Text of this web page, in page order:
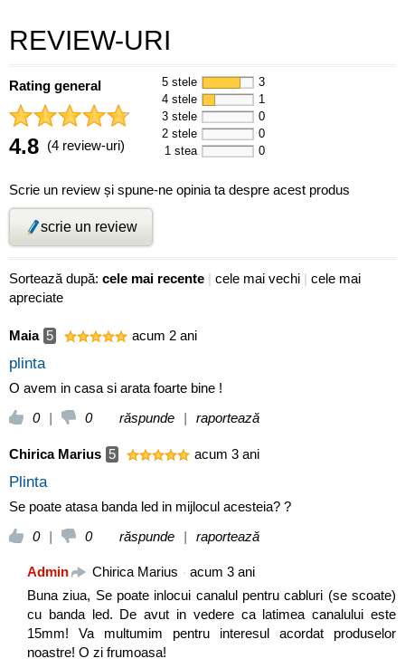
REVIEW-URI
Rating general
4.8 (4 review-uri)
5 stele
3
4 stele
1
3 stele
0
2 stele
0
1 stea
0
Scrie un review și spune-ne opinia ta despre acest produs
scrie un review
Sortează după: cele mai recente | cele mai vechi | cele mai
apreciate
Maia 5 acum 2 ani
plinta
O avem in casa si arata foarte bine !
0
| 0 răspunde | raportează
Chirica Marius 5 acum 3 ani
Plinta
Se poate atasa banda led in mijlocul acesteia? ?
0
| 0 răspunde | raportează
Admin Chirica Marius . acum 3 ani
Buna ziua, Se poate inlocui canalul pentru cabluri (se scoate)
cu banda led. De avut in vedere ca latimea canalului este
15mm! Va multumim pentru interesul acordat produselor
noastre! O zi frumoasa!